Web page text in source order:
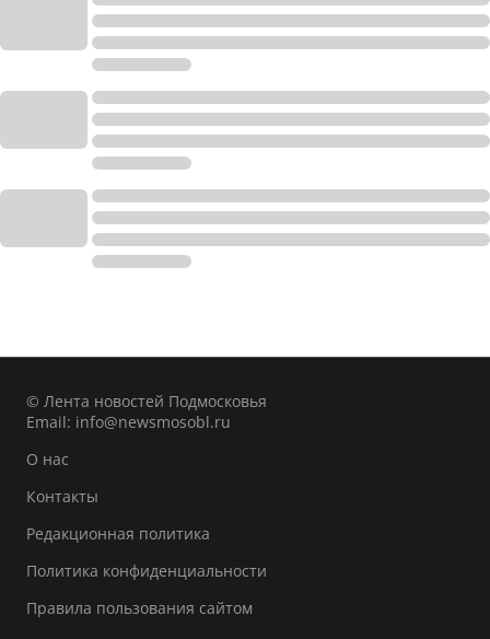
© Лента новостей Подмосковья
Email: info@newsmosobl.ru
О нас
Контакты
Редакционная политика
Политика конфиденциальности
Правила пользования сайтом